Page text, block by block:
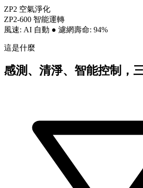
ZP2 空氣淨化
ZP2-600 智能運轉
風速: AI 自動 ● 濾網壽命: 94%
這是什麼
感測、清淨、智能控制，